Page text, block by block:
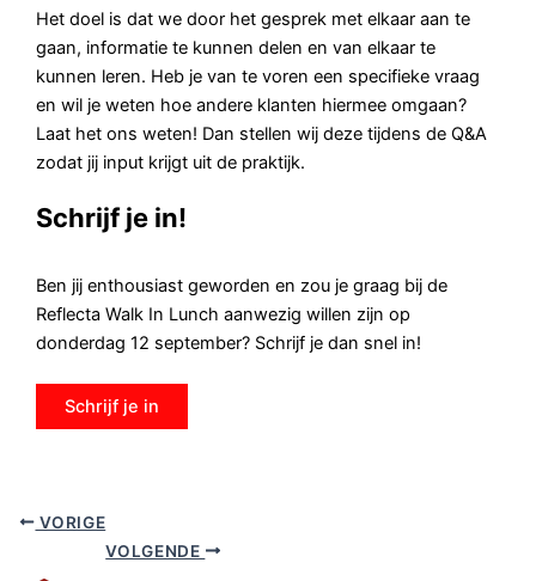
Het doel is dat we door het gesprek met elkaar aan te
gaan, informatie te kunnen delen en van elkaar te
kunnen leren. Heb je van te voren een specifieke vraag
en wil je weten hoe andere klanten hiermee omgaan?
Laat het ons weten! Dan stellen wij deze tijdens de Q&A
zodat jij input krijgt uit de praktijk.
Schrijf je in!
Ben jij enthousiast geworden en zou je graag bij de
Reflecta Walk In Lunch aanwezig willen zijn op
donderdag 12 september? Schrijf je dan snel in!
Schrijf je in
VORIGE
VOLGENDE